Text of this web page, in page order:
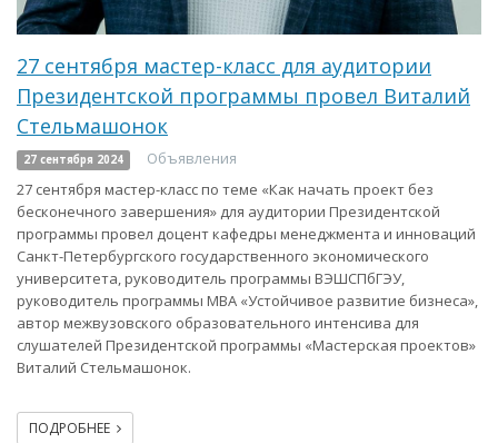
27 сентября мастер-класс для аудитории
Президентской программы провел Виталий
Стельмашонок
27 сентября 2024
Объявления
27 сентября мастер-класс по теме «Как начать проект без
бесконечного завершения» для аудитории Президентской
программы провел доцент кафедры менеджмента и инноваций
Санкт-Петербургского государственного экономического
университета, руководитель программы ВЭШСПбГЭУ,
руководитель программы МВА «Устойчивое развитие бизнеса»,
автор межвузовского образовательного интенсива для
слушателей Президентской программы «Мастерская проектов»
Виталий Стельмашонок.
ПОДРОБНЕЕ